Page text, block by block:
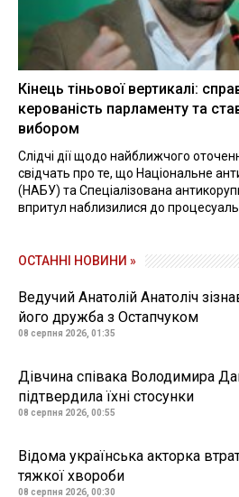
Кінець тіньової вертикалі:
керованість парламенту та
вибором
Слідчі дії щодо найближчого
свідчать про те, що Національне
(НАБУ) та Спеціалізована
впритул наблизилися до
ОСТАННІ НОВИНИ »
Ведучий Анатолій Анатоліч
його дружба з Остапчуком
08 серпня 2026, 01:35
Дівчина співака Володимира
підтвердила їхні стосунки
08 серпня 2026, 00:55
Відома українська акторка
тяжкої хвороби
08 серпня 2026, 00:30